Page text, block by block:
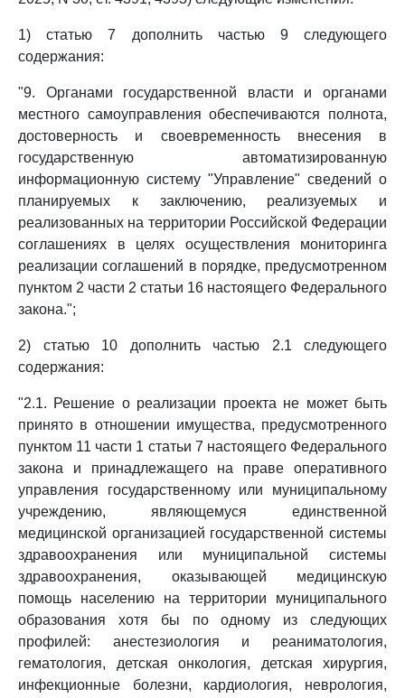
1) статью 7 дополнить частью 9 следующего
содержания:
"9. Органами государственной власти и органами
местного самоуправления обеспечиваются полнота,
достоверность и своевременность внесения в
государственную автоматизированную
информационную систему "Управление" сведений о
планируемых к заключению, реализуемых и
реализованных на территории Российской Федерации
соглашениях в целях осуществления мониторинга
реализации соглашений в порядке, предусмотренном
пунктом 2 части 2 статьи 16 настоящего Федерального
закона.";
2) статью 10 дополнить частью 2.1 следующего
содержания:
"2.1. Решение о реализации проекта не может быть
принято в отношении имущества, предусмотренного
пунктом 11 части 1 статьи 7 настоящего Федерального
закона и принадлежащего на праве оперативного
управления государственному или муниципальному
учреждению, являющемуся единственной
медицинской организацией государственной системы
здравоохранения или муниципальной системы
здравоохранения, оказывающей медицинскую
помощь населению на территории муниципального
образования хотя бы по одному из следующих
профилей: анестезиология и реаниматология,
гематология, детская онкология, детская хирургия,
инфекционные болезни, кардиология, неврология,